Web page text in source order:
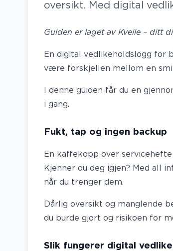
oversikt. Med digital
Guiden er laget av Kveile – ditt
En digital vedlikeholdslogg for
være forskjellen mellom en
I denne guiden får du en
i gang.
Fukt, tap og ingen backup
En kaffekopp over
Kjenner du deg igjen? Med all
når du trenger dem.
Dårlig oversikt og manglende
du burde gjort og risikoen for
Slik fungerer digital